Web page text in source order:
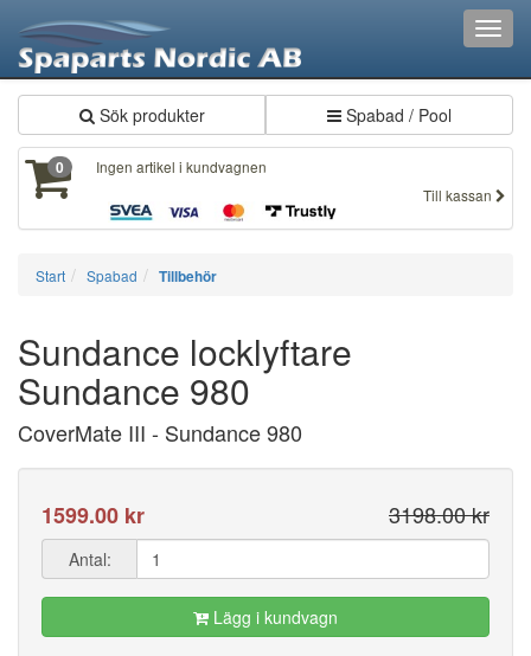
Sök produkter Spabad / Pool
0
Ingen artikel i kundvagnen
Till kassan
Start Spabad Tillbehör
Sundance locklyftare
Sundance 980
CoverMate III - Sundance 980
1599.00 kr 3198.00 kr
Antal:
Lägg i kundvagn